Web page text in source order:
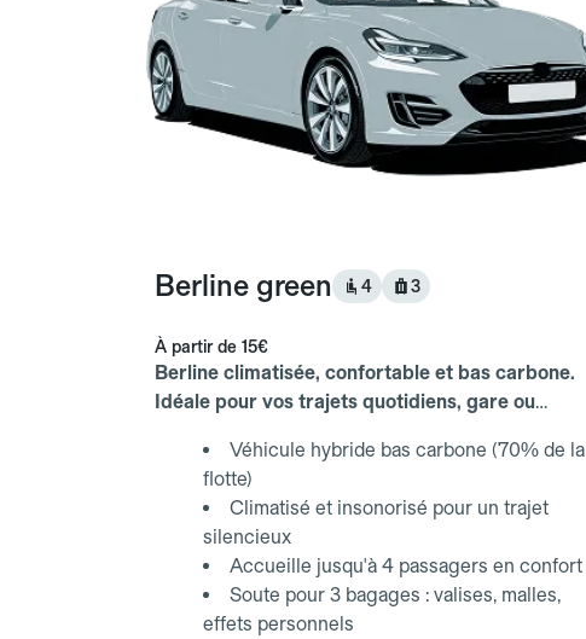
Berline green 4 3
À partir de 15€
Berline climatisée, confortable et bas carbone.
Idéale pour vos trajets quotidiens, gare ou
Véhicule hybride bas carbone (70% de la
flotte)
Climatisé et insonorisé pour un trajet
silencieux
Accueille jusqu'à 4 passagers en confort
Soute pour 3 bagages : valises, malles,
effets personnels